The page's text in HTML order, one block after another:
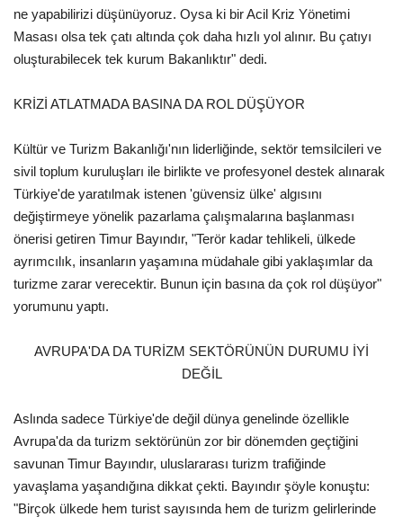
ne yapabilirizi düşünüyoruz. Oysa ki bir Acil Kriz Yönetimi
Masası olsa tek çatı altında çok daha hızlı yol alınır. Bu çatıyı
oluşturabilecek tek kurum Bakanlıktır" dedi.
KRİZİ ATLATMADA BASINA DA ROL DÜŞÜYOR
Kültür ve Turizm Bakanlığı'nın liderliğinde, sektör temsilcileri ve
sivil toplum kuruluşları ile birlikte ve profesyonel destek alınarak
Türkiye'de yaratılmak istenen 'güvensiz ülke' algısını
değiştirmeye yönelik pazarlama çalışmalarına başlanması
önerisi getiren Timur Bayındır, "Terör kadar tehlikeli, ülkede
ayrımcılık, insanların yaşamına müdahale gibi yaklaşımlar da
turizme zarar verecektir. Bunun için basına da çok rol düşüyor"
yorumunu yaptı.
AVRUPA'DA DA TURİZM SEKTÖRÜNÜN DURUMU İYİ
DEĞİL
Aslında sadece Türkiye'de değil dünya genelinde özellikle
Avrupa'da da turizm sektörünün zor bir dönemden geçtiğini
savunan Timur Bayındır, uluslararası turizm trafiğinde
yavaşlama yaşandığına dikkat çekti. Bayındır şöyle konuştu:
"Birçok ülkede hem turist sayısında hem de turizm gelirlerinde